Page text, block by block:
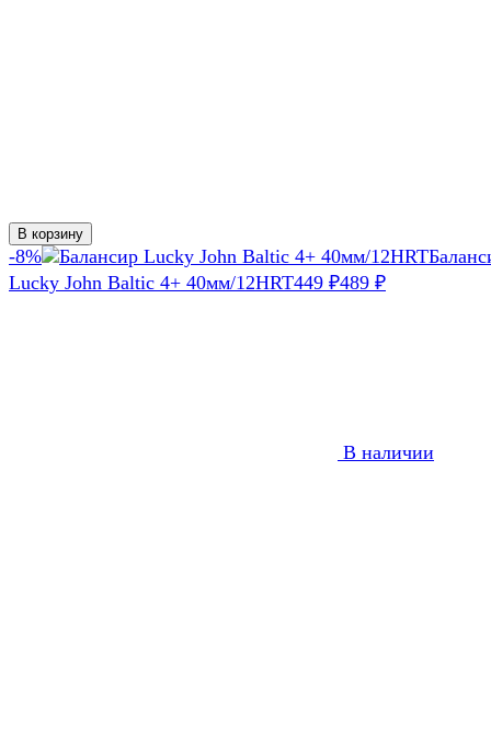
В корзину
-8%
Lucky John Baltic 4+ 40мм/12HRT449 ₽489 ₽
В наличии